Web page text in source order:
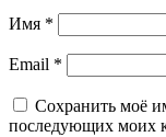
Имя *
Email *
Сохранить моё
последующих моих